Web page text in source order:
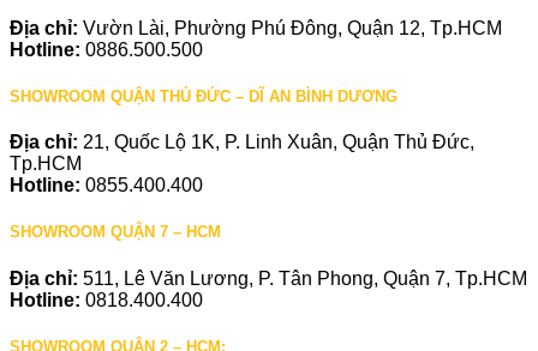
Địa chỉ: Vườn Lài, Phường Phú Đông, Quận 12, Tp.HCM
Hotline: 0886.500.500
SHOWROOM QUẬN THỦ ĐỨC – DĨ AN BÌNH DƯƠNG
Địa chỉ: 21, Quốc Lộ 1K, P. Linh Xuân, Quận Thủ Đức,
Tp.HCM
Hotline: 0855.400.400
SHOWROOM QUẬN 7 – HCM
Địa chỉ: 511, Lê Văn Lương, P. Tân Phong, Quận 7, Tp.HCM
Hotline: 0818.400.400
SHOWROOM QUẬN 2 – HCM: